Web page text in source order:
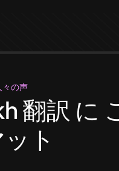
々の声
翻訳 に
ト